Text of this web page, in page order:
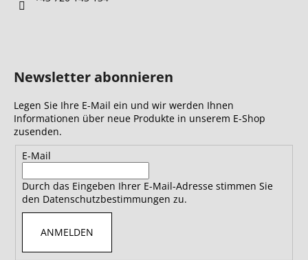
Newsletter abonnieren
Legen Sie Ihre E-Mail ein und wir werden Ihnen
Informationen über neue Produkte in unserem E-Shop
zusenden.
E-Mail
Durch das Eingeben Ihrer E-Mail-Adresse stimmen Sie
den Datenschutzbestimmungen zu.
ANMELDEN